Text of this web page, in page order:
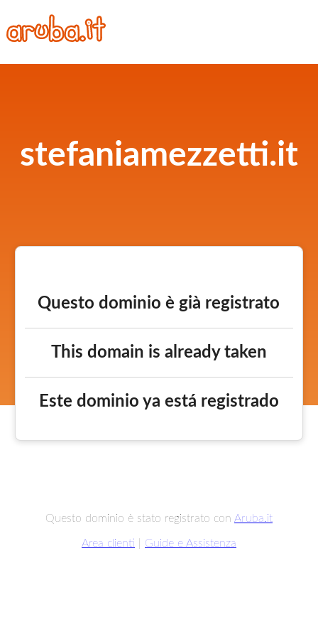
stefaniamezzetti.it
Questo dominio è già registrato
This domain is already taken
Este dominio ya está registrado
Questo dominio è stato registrato con Aruba.it
Area clienti Guide e Assistenza